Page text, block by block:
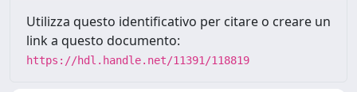
Utilizza questo identificativo per citare o creare un
link a questo documento:
https://hdl.handle.net/11391/118819